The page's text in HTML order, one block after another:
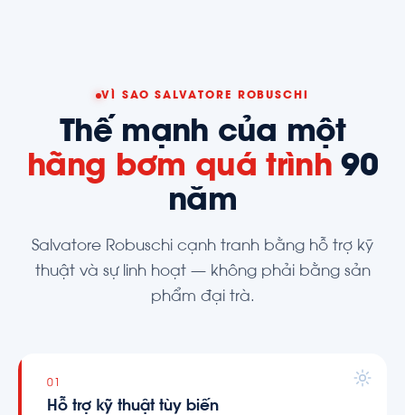
VÌ SAO SALVATORE ROBUSCHI
Thế mạnh của một
hãng bơm quá trình90
năm
Salvatore Robuschi cạnh tranh bằng hỗ trợ kỹ
thuật và sự linh hoạt — không phải bằng sản
phẩm đại trà.
01
Hỗ trợ kỹ thuật tùy biến